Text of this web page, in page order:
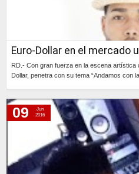
Euro-Dollar en el mercado
RD.- Con gran fuerza en la escena artística
Dollar, penetra con su tema “Andamos con la
09
Jun
2016